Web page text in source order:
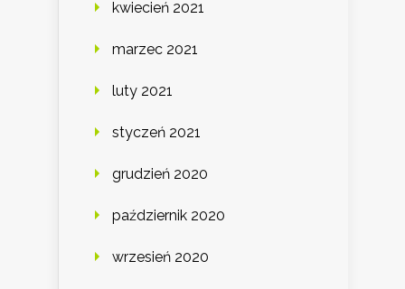
kwiecień 2021
marzec 2021
luty 2021
styczeń 2021
grudzień 2020
październik 2020
wrzesień 2020